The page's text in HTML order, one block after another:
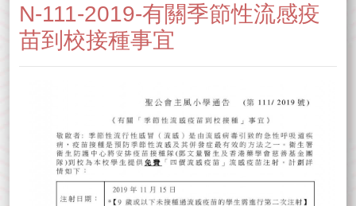
N-111-2019-有關季節性流感疫
苗到校接種事宜